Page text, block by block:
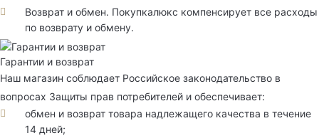
Возврат и обмен. Покупкалюкс компенсирует все расходы
по возврату и обмену.
Гарантии и возврат
Наш магазин соблюдает Российское законодательство в
вопросах Защиты прав потребителей и обеспечивает:
обмен и возврат товара надлежащего качества в течение
14 дней;